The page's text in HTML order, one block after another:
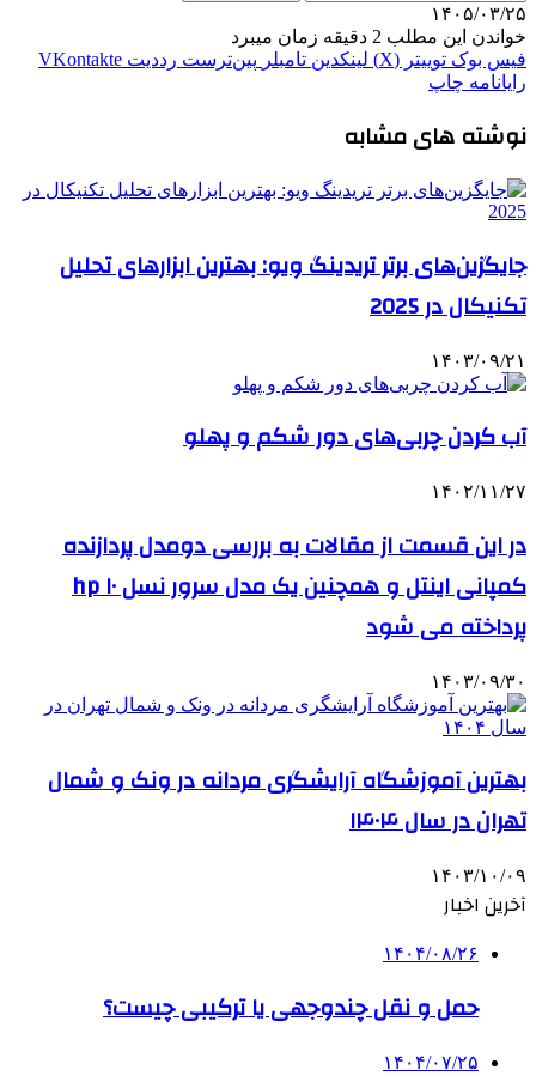
۱۴۰۵/۰۳/۲۵
خواندن این مطلب 2 دقیقه زمان میبرد
فیس بوک توییتر (X) لینکدین ‫تامبلر ‫پین‌ترست ‫رددیت ‫VKontakte
رایانامه چاپ
نوشته های مشابه
جایگزین‌های برتر تریدینگ ویو: بهترین ابزارهای تحلیل
تکنیکال در 2025
۱۴۰۳/۰۹/۲۱
آب کردن چربی‌های دور شکم و پهلو
۱۴۰۲/۱۱/۲۷
در این قسمت از مقالات به بررسی دو‌مدل پردازنده
کمپانی اینتل و همچنین یک مدل سرور نسل ۱۰ hp
پرداخته می شود
۱۴۰۳/۰۹/۳۰
بهترین آموزشگاه آرایشگری مردانه در ونک و شمال
تهران در سال ۱۴۰۴
۱۴۰۳/۱۰/۰۹
آخرین اخبار
۱۴۰۴/۰۸/۲۶
حمل و نقل چندوجهی یا ترکیبی چیست؟
۱۴۰۴/۰۷/۲۵